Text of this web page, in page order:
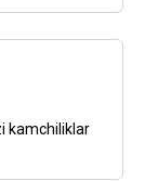
kamchiliklar